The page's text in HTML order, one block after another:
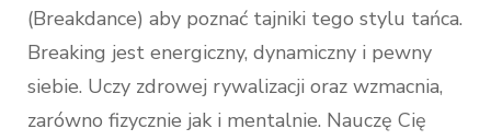
(Breakdance) aby poznać tajniki tego stylu tańca.
Breaking jest energiczny, dynamiczny i pewny
siebie. Uczy zdrowej rywalizacji oraz wzmacnia,
zarówno fizycznie jak i mentalnie. Nauczę Cię